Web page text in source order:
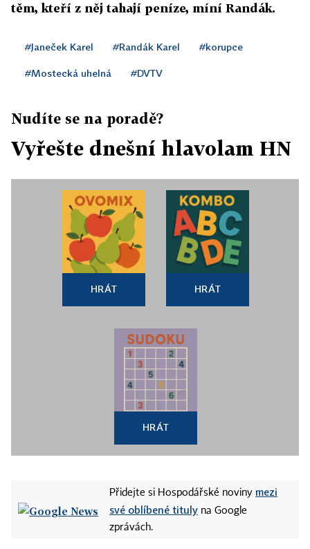
těm, kteří z něj tahají peníze, míní Randák.
#Janeček Karel #Randák Karel #korupce
#Mostecká uhelná #DVTV
Nudíte se na poradě?
Vyřešte dnešní hlavolam HN
HRÁT HRÁT
HRÁT
Přidejte si Hospodářské noviny mezi
své oblíbené tituly na Google
zprávách.